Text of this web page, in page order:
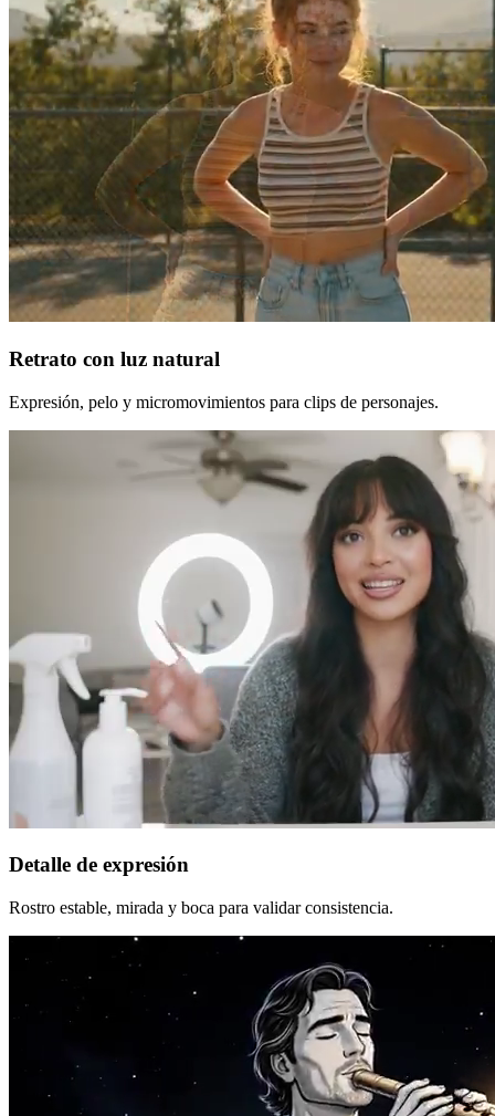
Retrato con luz natural
Expresión, pelo y micromovimientos para clips de personajes.
Detalle de expresión
Rostro estable, mirada y boca para validar consistencia.